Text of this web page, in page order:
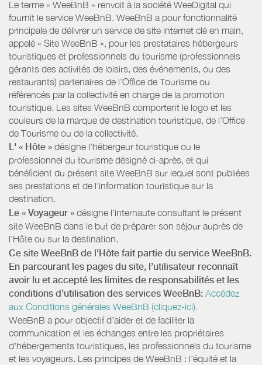
Le terme « WeeBnB » renvoit à la société WeeDigital qui
fournit le service WeeBnB. WeeBnB a pour fonctionnalité
principale de délivrer un service de site internet clé en main,
appelé « Site WeeBnB », pour les prestataires hébergeurs
touristiques et professionnels du tourisme (professionnels
gérants des activités de loisirs, des événements, ou des
restaurants) partenaires de l’Office de Tourisme ou
référencés par la collectivité en charge de la promotion
touristique. Les sites WeeBnB comportent le logo et les
couleurs de la marque de destination touristique, de l’Office
de Tourisme ou de la collectivité.
L' « Hôte » désigne l'hébergeur touristique ou le
professionnel du tourisme désigné ci-après, et qui
bénéficient du présent site WeeBnB sur lequel sont publiées
ses prestations et de l'information touristique sur la
destination.
Le « Voyageur » désigne l'internaute consultant le présent
site WeeBnB dans le but de préparer son séjour auprès de
l'Hôte ou sur la destination.
Ce site WeeBnB de l'Hôte fait partie du service WeeBnB.
En parcourant les pages du site, l’utilisateur reconnaît
avoir lu et accepté les limites de responsabilités et les
conditions d’utilisation des services WeeBnB: Accédez
aux Conditions générales WeeBnB (cliquez-ici).
WeeBnB a pour objectif d’aider et de faciliter la
communication et les échanges entre les propriétaires
d'hébergements touristiques, les professionnels du tourisme
et les voyageurs. Les principes de WeeBnB : l'équité et la